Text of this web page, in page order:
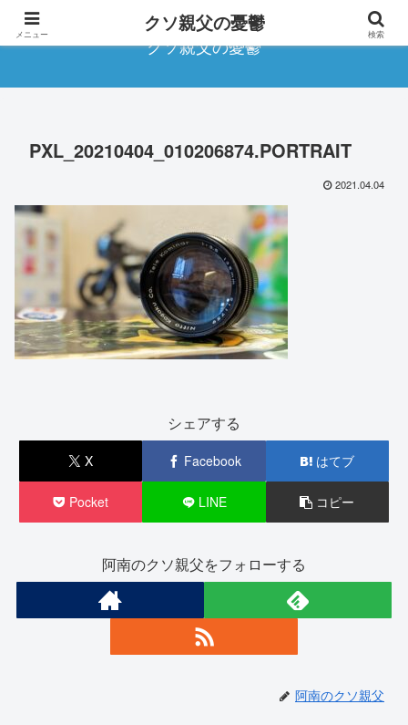
クソ親父の憂鬱
PXL_20210404_010206874.PORTRAIT
2021.04.04
シェアする
X Facebook はてブ
Pocket LINE コピー
阿南のクソ親父をフォローする
阿南のクソ親父
メニュー クソ親父の憂鬱 検索